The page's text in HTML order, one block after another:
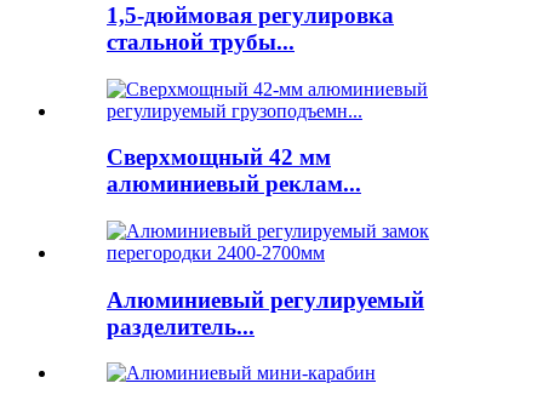
1,5-дюймовая регулировка
стальной трубы...
Сверхмощный 42 мм
алюминиевый реклам...
Алюминиевый регулируемый
разделитель...